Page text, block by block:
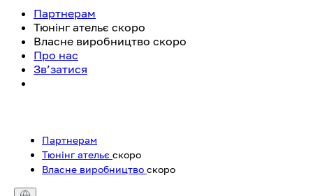
Партнерам
Тюнінг ательє скоро
Власне виробництво скоро
Про нас
Зв’затися
Партнерам
Тюнінг ательє скоро
Власне виробництво скоро